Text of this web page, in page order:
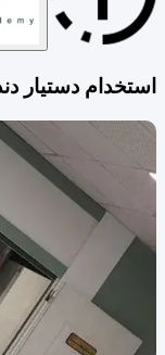
استخدام دستیار